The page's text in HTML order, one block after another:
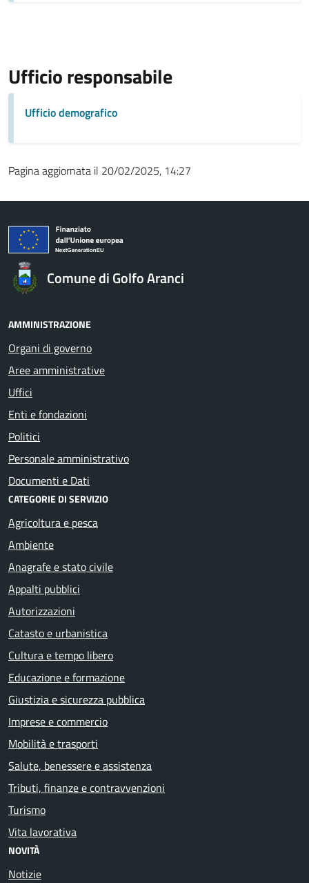
Ufficio responsabile
Ufficio demografico
Pagina aggiornata il 20/02/2025, 14:27
Comune di Golfo Aranci
AMMINISTRAZIONE
Organi di governo
Aree amministrative
Uffici
Enti e fondazioni
Politici
Personale amministrativo
Documenti e Dati
CATEGORIE DI SERVIZIO
Agricoltura e pesca
Ambiente
Anagrafe e stato civile
Appalti pubblici
Autorizzazioni
Catasto e urbanistica
Cultura e tempo libero
Educazione e formazione
Giustizia e sicurezza pubblica
Imprese e commercio
Mobilità e trasporti
Salute, benessere e assistenza
Tributi, finanze e contravvenzioni
Turismo
Vita lavorativa
NOVITÀ
Notizie